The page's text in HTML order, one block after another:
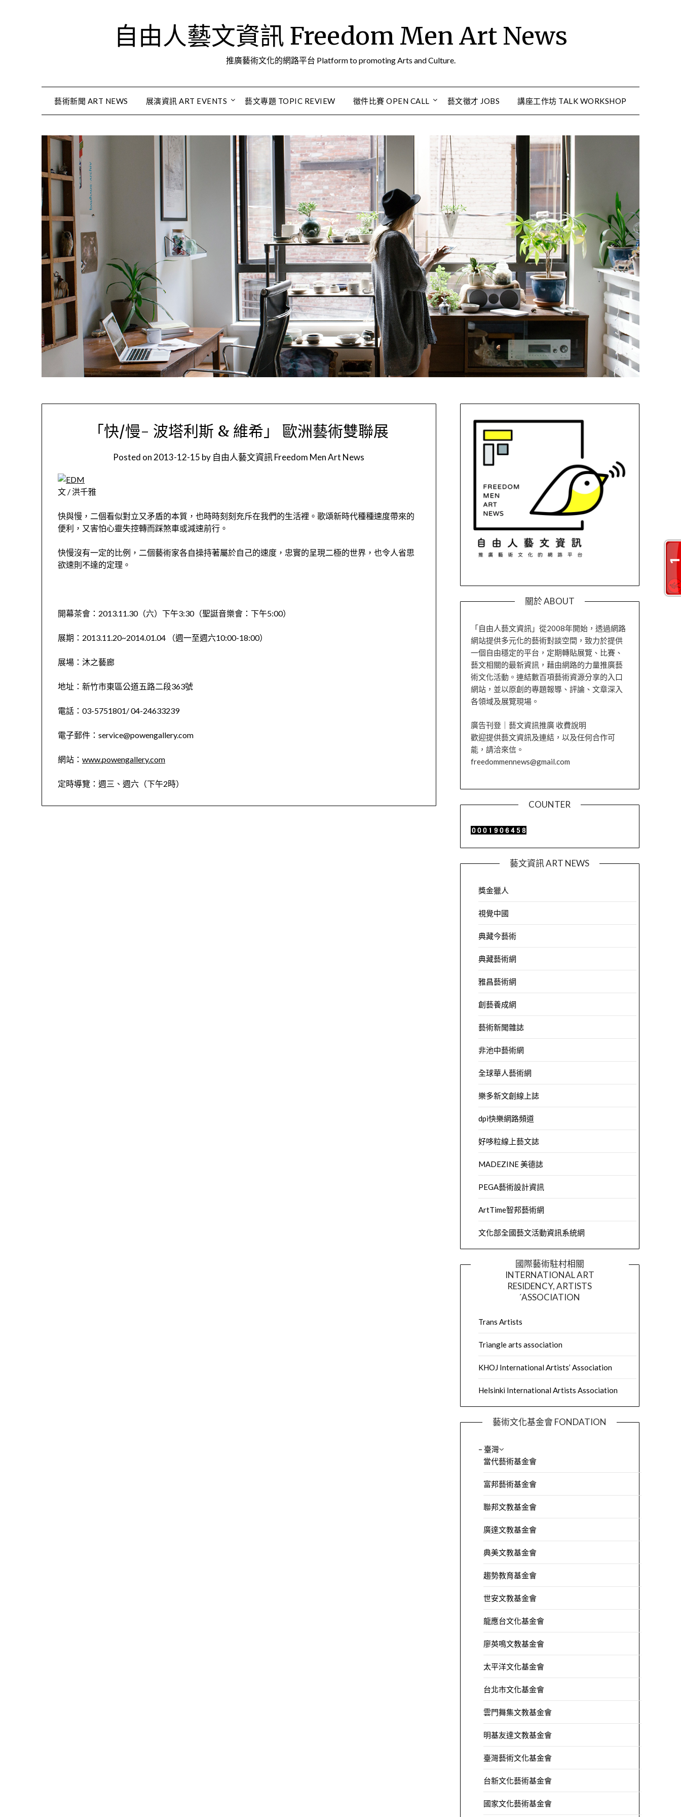
自由人藝文資訊 Freedom Men Art News
推廣藝術文化的網路平台 Platform to promoting Arts and Culture.
藝術新聞 ART NEWS 展演資訊 ART EVENTS 藝文專題 TOPIC REVIEW 徵件比賽 OPEN CALL 藝文徵才 JOBS 講座工作坊 TALK WORKSHOP
「快/慢- 波塔利斯 & 維希」 歐洲藝術雙聯展
Posted on2013-12-15 by 自由人藝文資訊 Freedom Men Art News
文 / 洪千雅
快與慢，二個看似對立又矛盾的本質，也時時刻刻充斥在我們的生活裡。歌頌新時代種種速度帶來的
便利，又害怕心靈失控轉而踩煞車或減速前行。
快慢沒有一定的比例，二個藝術家各自操持著屬於自己的速度，忠實的呈現二極的世界，也令人省思
欲速則不達的定理。
開幕茶會：2013.11.30（六）下午3:30（聖誔音樂會：下午5:00）
展期：2013.11.20~2014.01.04 （週一至週六10:00-18:00）
展場：沐之藝廊
地址：新竹市東區公道五路二段363號
電話：03-5751801/ 04-24633239
電子郵件：service@powengallery.com
網站：www.powengallery.com
定時導覽：週三、週六（下午2時）
關於 ABOUT
「自由人藝文資訊」從2008年開始，透過網路
網站提供多元化的藝術對談空間，致力於提供
一個自由穩定的平台，定期轉貼展覽、比賽、
藝文相關的最新資訊，藉由網路的力量推廣藝
術文化活動。連結數百項藝術資源分享的入口
網站，並以原創的專題報導、評論、文章深入
各領域及展覽現場。
廣告刊登｜藝文資訊推廣 收費說明
歡迎提供藝文資訊及連結，以及任何合作可
能，請洽來信。
freedommennews@gmail.com
COUNTER
藝文資訊 ART NEWS
獎金獵人
視覺中國
典藏今藝術
典藏藝術網
雅昌藝術網
創藝養成網
藝術新聞雜誌
非池中藝術網
全球華人藝術網
樂多新文創線上誌
dpi快樂網路頻道
好哆粒線上藝文誌
MADEZINE 美德誌
PEGA藝術設計資訊
ArtTime智邦藝術網
文化部全國藝文活動資訊系統網
國際藝術駐村相關
INTERNATIONAL ART
RESIDENCY, ARTISTS
´ASSOCIATION
Trans Artists
Triangle arts association
KHOJ International Artists’ Association
Helsinki International Artists Association
藝術文化基金會 FONDATION
– 臺灣
當代藝術基金會
富邦藝術基金會
聯邦文教基金會
廣達文教基金會
典美文教基金會
趨勢教育基金會
世安文教基金會
龍應台文化基金會
廖英鳴文教基金會
太平洋文化基金會
台北市文化基金會
雲門舞集文教基金會
明基友達文教基金會
臺灣藝術文化基金會
台新文化藝術基金會
國家文化藝術基金會